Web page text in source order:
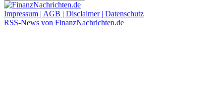
Impressum | AGB | Disclaimer | Datenschutz
RSS-News von FinanzNachrichten.de